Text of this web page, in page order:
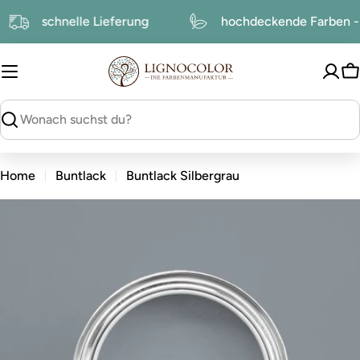
Inhalt
schnelle Lieferung hochdeckende
suchen
Home Buntlack Buntlack Silbergrau